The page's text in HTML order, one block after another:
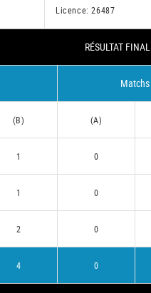
Licence: 26487
RÉSULTAT FINAL
Matchs
(B) (A)
1 0
1 0
2 0
4 0